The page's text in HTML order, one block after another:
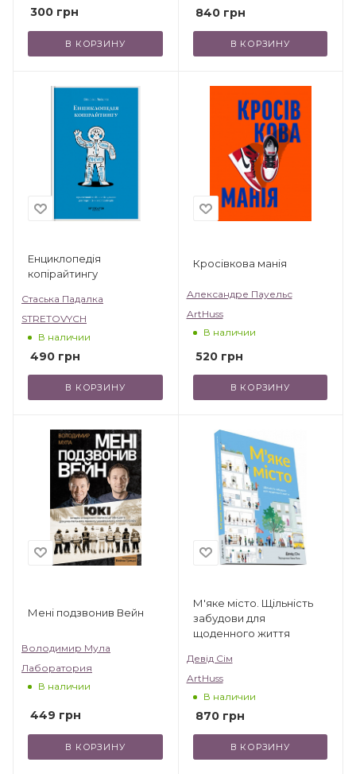
300 грн
В КОРЗИНУ
840грн
В КОРЗИНУ
Енциклопедія
копірайтингу
Стаська Падалка
STRETOVYCH
В наличии
490 грн
В КОРЗИНУ
Кросівкова манія
Александре Пауельс
ArtHuss
В наличии
520грн
В КОРЗИНУ
Мені подзвонив Вейн
Володимир Мула
Лаборатория
В наличии
449 грн
В КОРЗИНУ
М'яке місто. Щільність
забудови для
щоденного життя
Девід Сім
ArtHuss
В наличии
870грн
В КОРЗИНУ